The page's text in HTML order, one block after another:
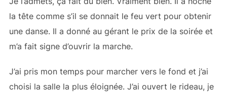
la tête comme s’il se donnait le feu vert pour obtenir
une danse. Il a donné au gérant le prix de la soirée et
m’a fait signe d’ouvrir la marche.
J’ai pris mon temps pour marcher vers le fond et j’ai
choisi la salle la plus éloignée. J’ai ouvert le rideau, je